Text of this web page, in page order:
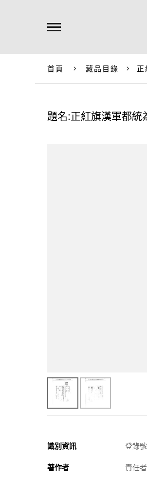
首頁 藏品目錄
題名:正紅旗漢軍都統
識別資訊 登錄
著作者 責任